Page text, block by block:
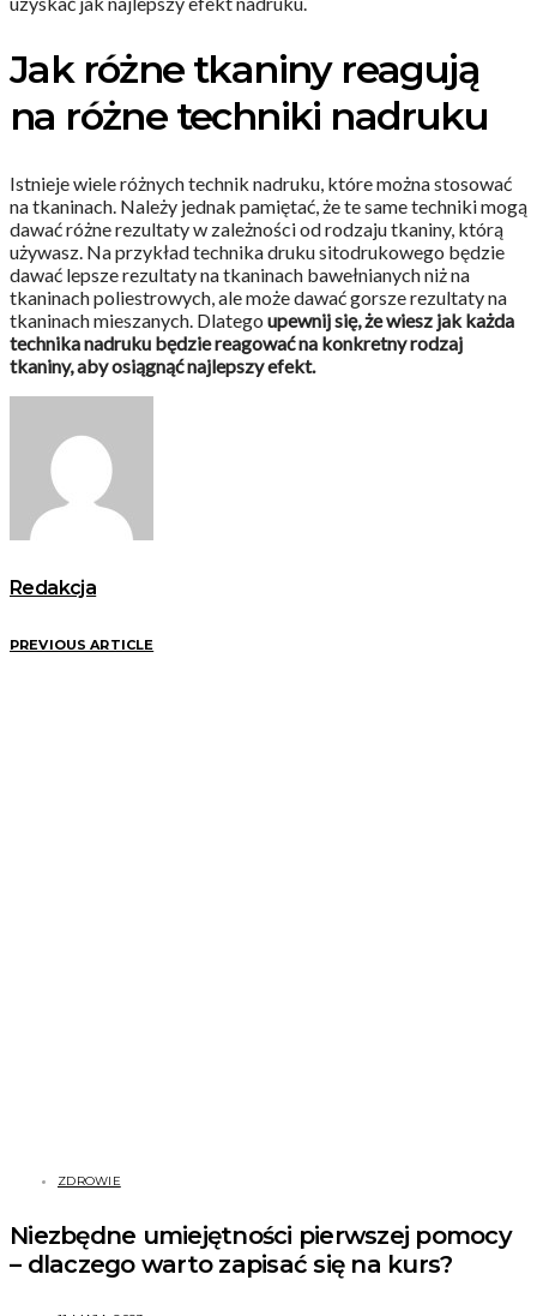
Jak różne tkaniny reagują
na różne techniki nadruku
Istnieje wiele różnych technik nadruku, które można stosować
na tkaninach. Należy jednak pamiętać, że te same techniki mogą
dawać różne rezultaty w zależności od rodzaju tkaniny, którą
używasz. Na przykład technika druku sitodrukowego będzie
dawać lepsze rezultaty na tkaninach bawełnianych niż na
tkaninach poliestrowych, ale może dawać gorsze rezultaty na
tkaninach mieszanych. Dlatego upewnij się, że wiesz jak każda
technika nadruku będzie reagować na konkretny rodzaj
tkaniny, aby osiągnąć najlepszy efekt.
Redakcja
PREVIOUS ARTICLE
ZDROWIE
Niezbędne umiejętności pierwszej pomocy
– dlaczego warto zapisać się na kurs?